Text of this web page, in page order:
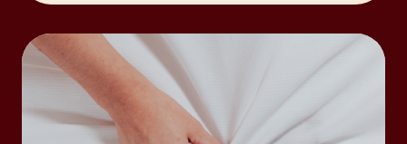
blijft […]